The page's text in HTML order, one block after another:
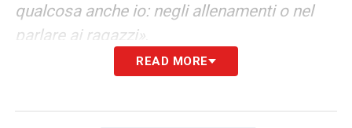
qualcosa anche io: negli allenamenti o nel
parlare ai ragazzi».
READ MORE